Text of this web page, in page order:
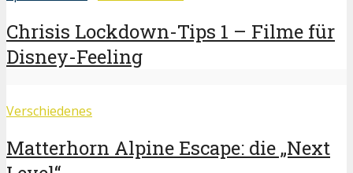
Chrisis Lockdown-Tips 1 – Filme für
Disney-Feeling
Verschiedenes
Matterhorn Alpine Escape: die „Next